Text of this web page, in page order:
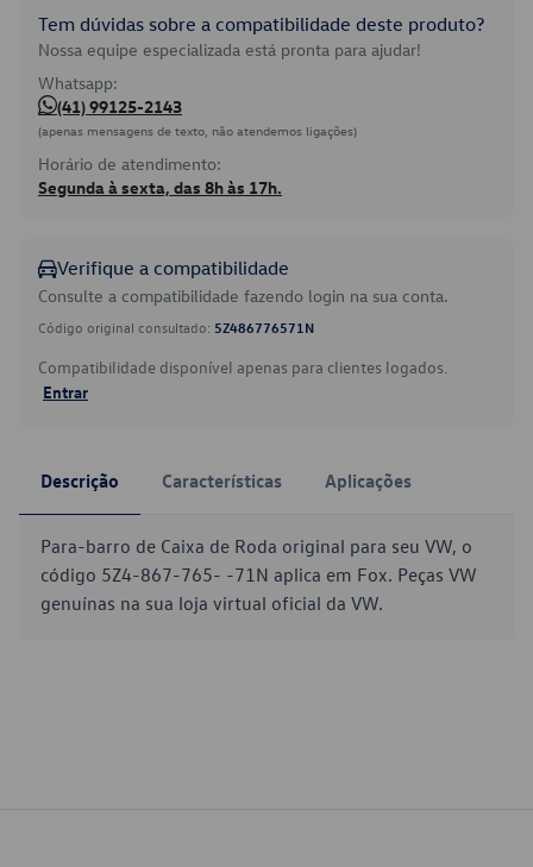
Tem dúvidas sobre a compatibilidade deste produto?
Nossa equipe especializada está pronta para ajudar!
Whatsapp:
(41) 99125-2143
(apenas mensagens de texto, não atendemos ligações)
Horário de atendimento:
Segunda à sexta, das 8h às 17h.
Verifique a compatibilidade
Consulte a compatibilidade fazendo login na sua conta.
Código original consultado: 5Z486776571N
Compatibilidade disponível apenas para clientes logados.
Entrar
Descrição Características Aplicações
Para-barro de Caixa de Roda original para seu VW, o
código 5Z4-867-765- -71N aplica em Fox. Peças VW
genuínas na sua loja virtual oficial da VW.